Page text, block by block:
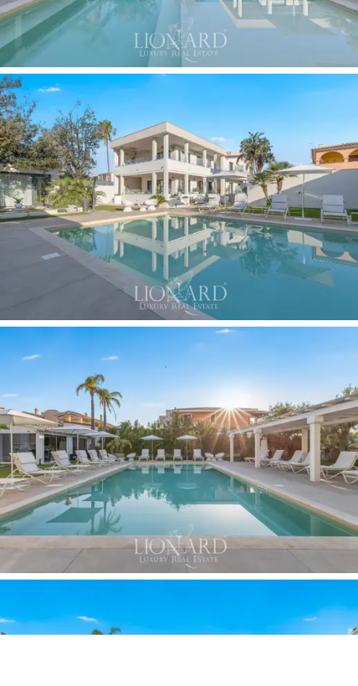
Zentrum der gesamten Liegenschaft bildet. Die
Rasenfläche wird von Palmen und ornamentalen
Pflanzen der mediterranen Macchia durchbrochen, die
das Komfort- und Privacy-Niveau der Immobilie erhöhen.
Ein Element von außergewöhnlichem Mehrwert ist das
unabhängige Gebäude, das als vollständig
ausgestatteteprofessionelle Küchegenutzt wird und
strategisch am Pool positioniert ist, um bedeutende
private Events, Bankette oder exklusive Hochzeiten zu
unterstützen. Angrenzend an die Küche befindet sich
ein großer struktureller Pergolato, der kürzlich mit
hochwertigen Glasabschlüssen geschlossen wurde und
sich in eine stimmungsvolleumlaufende Veranda
verwandelt, ideal für formelle Dinner geschützt vor der
abendlichen Brise. Ergänzt wird dieser Bereich durch
zwei unterirdische Technikräume und Außenduschen für
das Solarium.
Die Immobilie präsentiert sich heute in einem
makellosen Erhaltungszustand. Die besondere
Flexibilität des internen Layouts eröffnet zukünftigen
Investoren eine doppelte und brillante Chance: Die
Liegenschaft kann als exklusive Charme-Residenz für
deninternationalen Jetsetrenditeorientiert betrieben
werden oder durch eine gezielte Neuverteilung der
Volumina mühelos in ihren ursprünglichen Status als
wodurch eine luxuriöse Einzelresidenz inmitten von
Ruhe und Grandezza entsteht.